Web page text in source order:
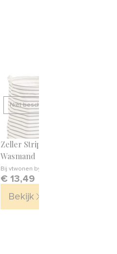
Niet beschikbaar
Zeller Stripes
Wasmand
Bij vtwonen by fonQ
€ 13,49
Bekijk